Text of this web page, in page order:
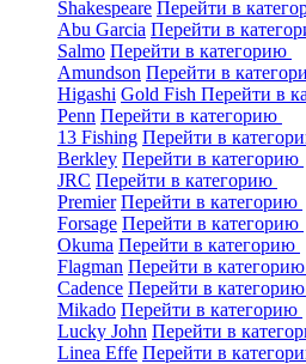
Shakespeare Перейти в
Abu Garcia Перейти в
Salmo Перейти в категорию
Amundson Перейти в
Higashi Gold Fish Перейти в
Penn Перейти в категорию
13 Fishing Перейти в
Berkley Перейти в категорию
JRC Перейти в категорию
Premier Перейти в категорию
Forsage Перейти в категорию
Okuma Перейти в категорию
Flagman Перейти в категорию
Cadence Перейти в категорию
Mikado Перейти в категорию
Lucky John Перейти в
Linea Effe Перейти в